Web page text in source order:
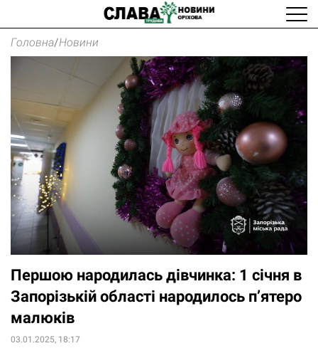
Головна/Новини
Першою народилась дівчинка: 1 січня в
Запорізькій області народилось п’ятеро
малюків
03.01.2025, 18:17